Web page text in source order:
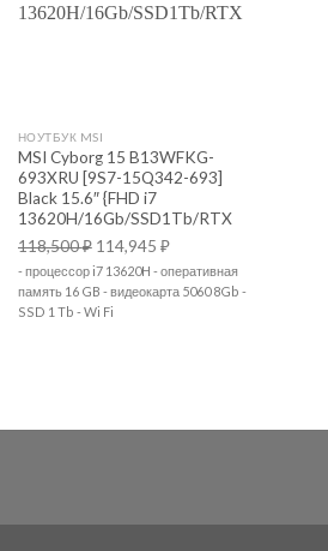
НОУТБУК MSI
MSI Cyborg 15 B13WFKG-
693XRU [9S7-15Q342-693]
Black 15.6″ {FHD i7
13620H/16Gb/SSD1Tb/RTX
118,500₽ 114,945 ₽
- процессор i7 13620H - оперативная
память 16 GB - видеокарта 5060 8Gb -
SSD 1 Tb - Wi Fi